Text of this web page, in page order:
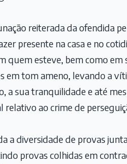
reiterada da ofendida
presente na casa e no
quem esteve, bem como
em tom ameno, levando a
a sua tranquilidade e até
relativo ao crime de
a diversidade de provas
provas colhidas em